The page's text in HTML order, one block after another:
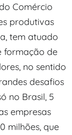
Comércio
produtivas
tem atuado
formação de
no sentido
desafios
no Brasil, 5
empresas
milhões, que